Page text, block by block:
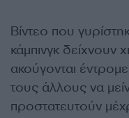
Βίντεο που
κάμπινγκ δείχνουν
ακούγονται
τους άλλους να
προστατευτούν